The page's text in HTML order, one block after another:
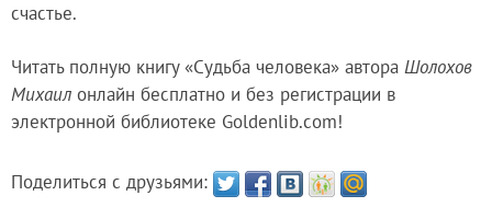
счастье.
Читать полную книгу «Судьба человека» автора Шолохов
Михаил онлайн бесплатно и без регистрации в
электронной библиотеке Goldenlib.com!
Поделиться с друзьями: